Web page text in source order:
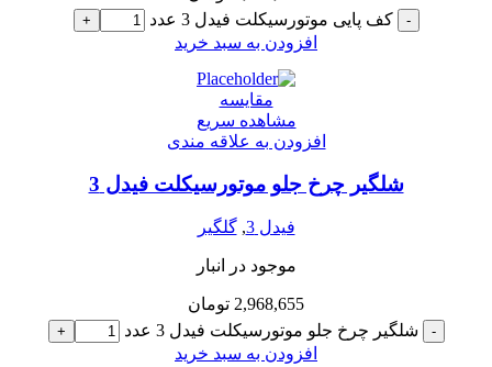
- کف پایی موتورسیکلت فیدل 3 عدد +
افزودن به سبد خرید
مقایسه
مشاهده سریع
افزودن به علاقه مندی
شلگیر چرخ جلو موتورسیکلت فیدل 3
فیدل 3 , گلگیر
موجود در انبار
2,968,655 تومان
- شلگیر چرخ جلو موتورسیکلت فیدل 3 عدد +
افزودن به سبد خرید